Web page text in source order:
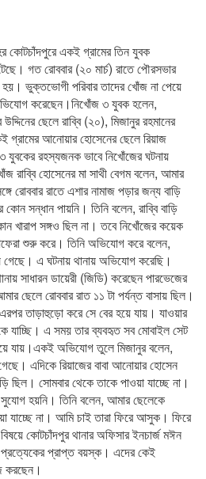
কোটচাঁদপুরে একই গ্রামের তিন যুবক
গত রোববার (২০ মার্চ) রাতে পৌরসভার
হয়। ভুক্তভোগী পরিবার তাদের খোঁজ না পেয়ে
করেছেন।নিখোঁজ ৩ যুবক হলেন,
ছেলে রাব্বি (২০), মিজানুর রহমানের
আনোয়ার হোসেনের ছেলে রিয়াজ
রহস্যজনক ভাবে নিখোঁজের ঘটনায়
রাব্বি হোসেনের মা সাথী বেগম বলেন, আমার
রোববার রাতে এশার নামাজ পড়ার জন্য বাড়ি
সন্ধান পায়নি। তিনি বলেন, রাব্বি বাড়ি
খারাপ সঙ্গও ছিল না। তবে নিখোঁজের কয়েক
শুরু করে। তিনি অভিযোগ করে বলেন,
গেছে। এ ঘটনায় থানায় অভিযোগ করেছি।
সাধারন ডায়েরী (জিডি) করেছেন পারভেজের
ছেলে রোববার রাত ১১ টা পর্যন্ত বাসায় ছিল।
তাড়াহুড়ো করে সে বের হয়ে যায়। যাওয়ার
যাচ্ছি। এ সময় তার ব্যবহৃত সব মোবাইল সেট
যায়।একই অভিযোগ তুলে মিজানুর বলেন,
এদিকে রিয়াজের বাবা আনোয়ার হোসেন
ছিল। সোমবার থেকে তাকে পাওয়া যাচ্ছে না।
সুযোগ হয়নি। তিনি বলেন, আমার ছেলেকে
যাচ্ছে না। আমি চাই তারা ফিরে আসুক। ফিরে
কোটচাঁদপুর থানার অফিসার ইনচার্জ মঈন
প্রত্যেকের প্রাপ্ত বয়স্ক। এদের কেই
করছেন।